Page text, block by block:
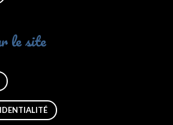
le site